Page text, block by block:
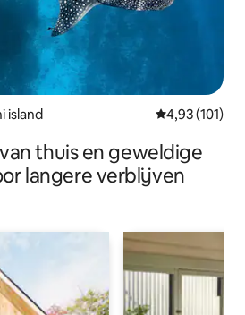
island Gemiddelde
4,93 (101)
thuis en geweldige
langere verblijven